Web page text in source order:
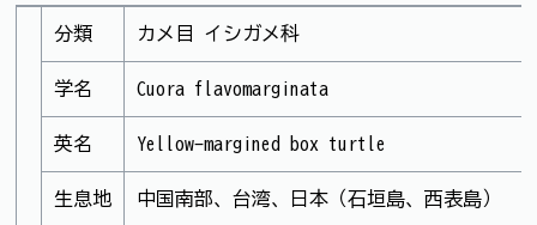
分類 カメ目 イシガメ科
学名 Cuora flavomarginata
英名 Yellow-margined box turtle
生息地 中国南部、台湾、日本（石垣島、西表島）